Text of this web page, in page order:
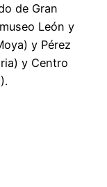
de Gran
León y
y Pérez
y Centro